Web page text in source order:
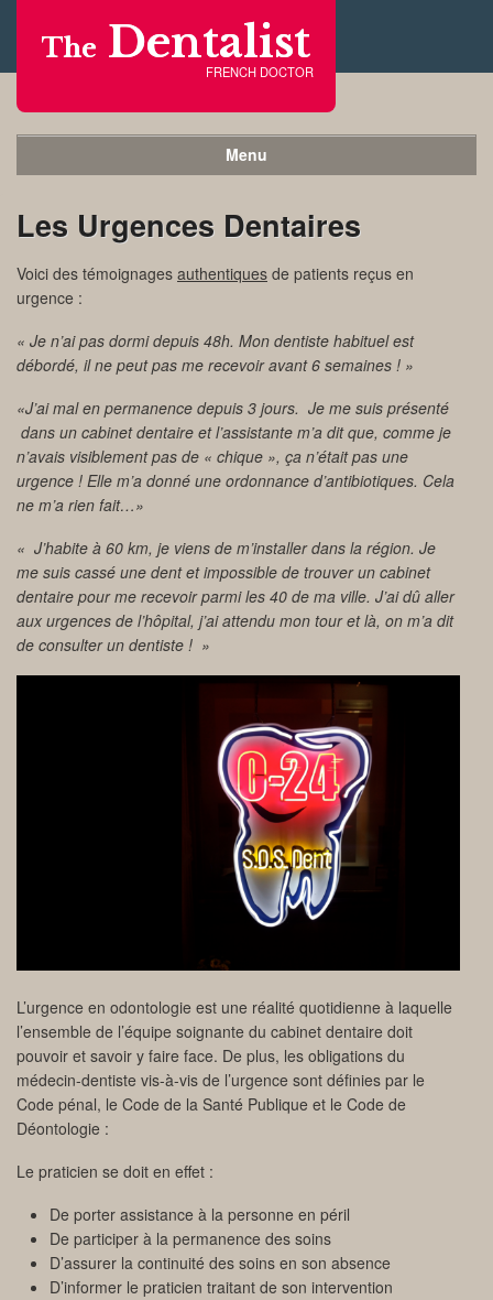
The Dentalist
FRENCH DOCTOR
Menu
Les Urgences Dentaires
Voici des témoignages authentiques de patients reçus en
urgence :
« Je n’ai pas dormi depuis 48h. Mon dentiste habituel est
débordé, il ne peut pas me recevoir avant 6 semaines ! »
«J’ai mal en permanence depuis 3 jours. Je me suis présenté
dans un cabinet dentaire et l’assistante m’a dit que, comme je
n’avais visiblement pas de « chique », ça n’était pas une
urgence ! Elle m’a donné une ordonnance d’antibiotiques. Cela
ne m’a rien fait…»
« J’habite à 60 km, je viens de m’installer dans la région. Je
me suis cassé une dent et impossible de trouver un cabinet
dentaire pour me recevoir parmi les 40 de ma ville. J’ai dû aller
aux urgences de l’hôpital, j’ai attendu mon tour et là, on m’a dit
de consulter un dentiste ! »
L’urgence en odontologie est une réalité quotidienne à laquelle
l’ensemble de l’équipe soignante du cabinet dentaire doit
pouvoir et savoir y faire face. De plus, les obligations du
médecin-dentiste vis-à-vis de l’urgence sont définies par le
Code pénal, le Code de la Santé Publique et le Code de
Déontologie :
Le praticien se doit en effet :
De porter assistance à la personne en péril
De participer à la permanence des soins
D’assurer la continuité des soins en son absence
D’informer le praticien traitant de son intervention